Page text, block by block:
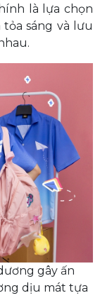
là lựa chọn
sáng và lưu
gây ấn
dịu mát tựa